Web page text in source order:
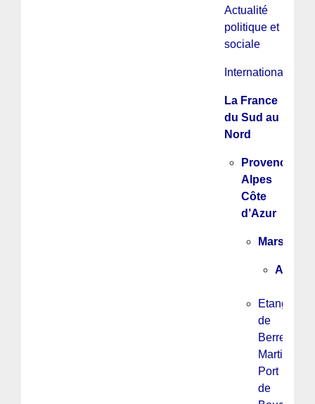
Actualité
politique et
sociale
International
La France
du Sud au
Nord
Provence
Alpes
Côte
d’Azur
Marseille
Etang
de
Berre,
Martigues,
Port
de